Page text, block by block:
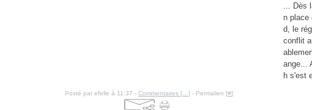
... Dès
n place
d, le
conflit
ange...
h s'est
Posté par efelle à 11:37 -Commentaires [ …] - Permalien [#]